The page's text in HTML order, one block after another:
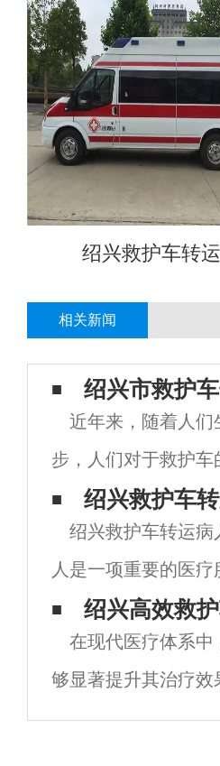
绍兴救护车转运
相关新闻
绍兴市救护
近年来，随着人
步，人们对于救护
车长途转运已成为
全、高效的转运服
绍兴救护车
绍兴救护车转运
人是一项重要的医
务。然而，绍兴救
定救护车转运病人
绍兴高效救
在现代医疗体系
够显著提升其治疗
绍兴这个美丽的城